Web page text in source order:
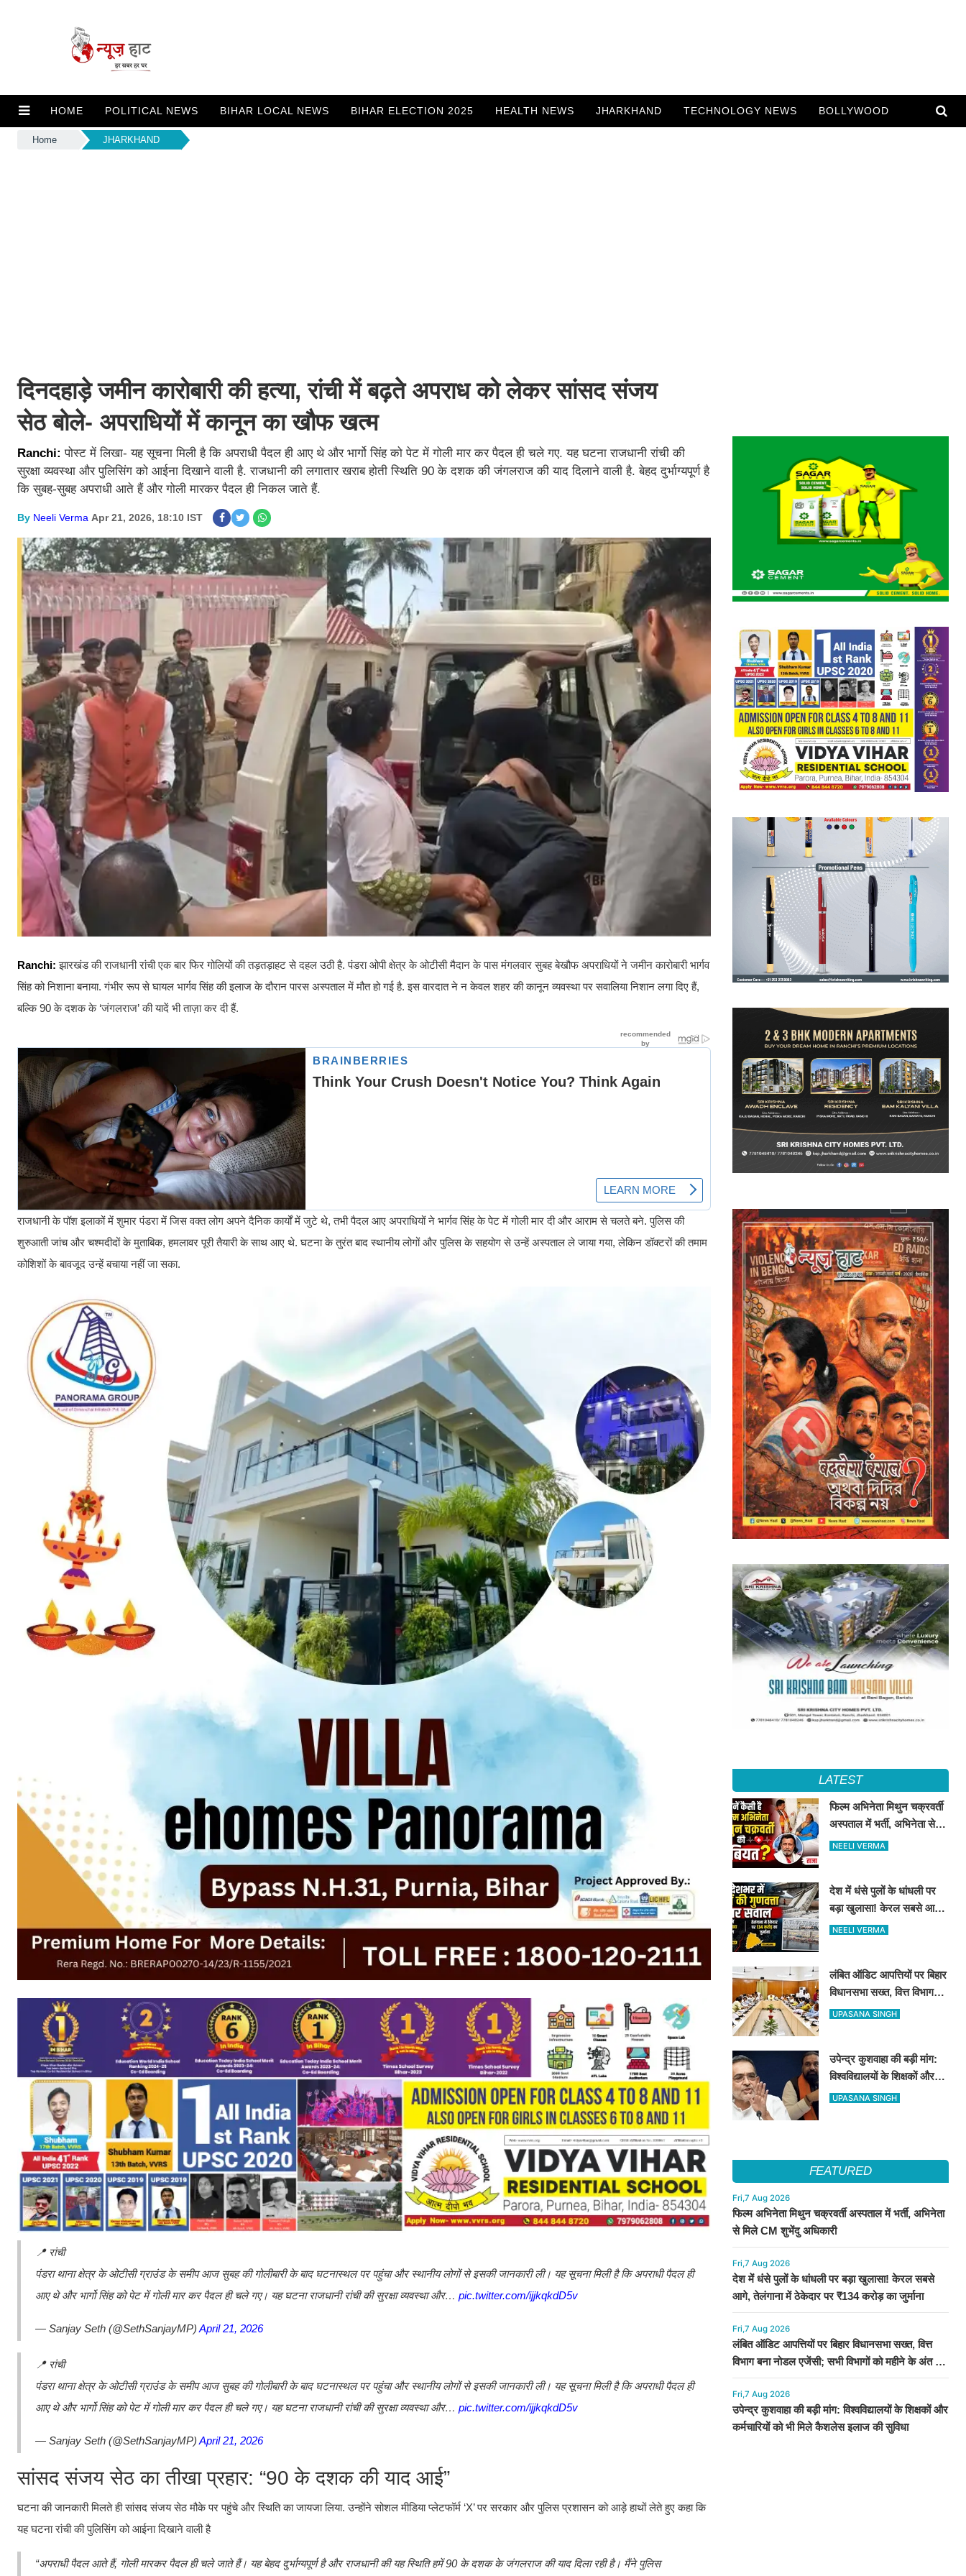
HOME POLITICAL NEWS BIHAR LOCAL NEWS BIHAR ELECTION 2025 HEALTH NEWS JHARKHAND TECHNOLOGY NEWS BOLLYWOOD
Home JHARKHAND
दिनदहाड़े जमीन कारोबारी की हत्या, रांची में बढ़ते अपराध को लेकर सांसद संजय
सेठ बोले- अपराधियों में कानून का खौफ खत्म
Ranchi:पोस्ट में लिखा- यह सूचना मिली है कि अपराधी पैदल ही आए थे और भार्गो सिंह को पेट में गोली मार कर पैदल ही चले गए. यह घटना राजधानी रांची की
सुरक्षा व्यवस्था और पुलिसिंग को आईना दिखाने वाली है. राजधानी की लगातार खराब होती स्थिति 90 के दशक की जंगलराज की याद दिलाने वाली है. बेहद दुर्भाग्यपूर्ण है
कि सुबह-सुबह अपराधी आते हैं और गोली मारकर पैदल ही निकल जाते हैं.
By Neeli Verma Apr 21, 2026, 18:10 IST
Ranchi:झारखंड की राजधानी रांची एक बार फिर गोलियों की तड़तड़ाहट से दहल उठी है. पंडरा ओपी क्षेत्र के ओटीसी मैदान के पास मंगलवार सुबह बेखौफ अपराधियों ने जमीन कारोबारी भार्गव
सिंह को निशाना बनाया. गंभीर रूप से घायल भार्गव सिंह की इलाज के दौरान पारस अस्पताल में मौत हो गई है. इस वारदात ने न केवल शहर की कानून व्यवस्था पर सवालिया निशान लगा दिए हैं,
बल्कि 90 के दशक के ‘जंगलराज’ की यादें भी ताज़ा कर दी हैं.
राजधानी के पॉश इलाकों में शुमार पंडरा में जिस वक्त लोग अपने दैनिक कार्यों में जुटे थे, तभी पैदल आए अपराधियों ने भार्गव सिंह के पेट में गोली मार दी और आराम से चलते बने. पुलिस की
शुरुआती जांच और चश्मदीदों के मुताबिक, हमलावर पूरी तैयारी के साथ आए थे. घटना के तुरंत बाद स्थानीय लोगों और पुलिस के सहयोग से उन्हें अस्पताल ले जाया गया, लेकिन डॉक्टरों की तमाम
कोशिशों के बावजूद उन्हें बचाया नहीं जा सका.
📍 रांची
पंडरा थाना क्षेत्र के ओटीसी ग्राउंड के समीप आज सुबह की गोलीबारी के बाद घटनास्थल पर पहुंचा और स्थानीय लोगों से इसकी जानकारी ली। यह सूचना मिली है कि अपराधी पैदल ही
आए थे और भार्गो सिंह को पेट में गोली मार कर पैदल ही चले गए। यह घटना राजधानी रांची की सुरक्षा व्यवस्था और… pic.twitter.com/ijjkqkdD5v
— Sanjay Seth (@SethSanjayMP) April 21, 2026
📍 रांची
पंडरा थाना क्षेत्र के ओटीसी ग्राउंड के समीप आज सुबह की गोलीबारी के बाद घटनास्थल पर पहुंचा और स्थानीय लोगों से इसकी जानकारी ली। यह सूचना मिली है कि अपराधी पैदल ही
आए थे और भार्गो सिंह को पेट में गोली मार कर पैदल ही चले गए। यह घटना राजधानी रांची की सुरक्षा व्यवस्था और… pic.twitter.com/ijjkqkdD5v
— Sanjay Seth (@SethSanjayMP) April 21, 2026
सांसद संजय सेठ का तीखा प्रहार: “90 के दशक की याद आई”
घटना की जानकारी मिलते ही सांसद संजय सेठ मौके पर पहुंचे और स्थिति का जायजा लिया. उन्होंने सोशल मीडिया प्लेटफॉर्म ‘X’ पर सरकार और पुलिस प्रशासन को आड़े हाथों लेते हुए कहा कि
यह घटना रांची की पुलिसिंग को आईना दिखाने वाली है
“अपराधी पैदल आते हैं, गोली मारकर पैदल ही चले जाते हैं। यह बेहद दुर्भाग्यपूर्ण है और राजधानी की यह स्थिति हमें 90 के दशक के जंगलराज की याद दिला रही है। मैंने पुलिस
LATEST
फिल्म अभिनेता मिथुन चक्रवर्ती
अस्पताल में भर्ती, अभिनेता से
मिले CM शुभेंदु अधिकारी
NEELI VERMA
देश में धंसे पुलों के धांधली पर
बड़ा खुलासा! केरल सबसे आगे,
तेलंगाना में ठेकेदार पर ₹134
NEELI VERMA
लंबित ऑडिट आपत्तियों पर बिहार
विधानसभा सख्त, वित्त विभाग
बना नोडल एजेंसी; सभी विभागों
UPASANA SINGH
उपेन्द्र कुशवाहा की बड़ी मांग:
विश्वविद्यालयों के शिक्षकों और
कर्मचारियों को भी मिले कैशलेस
UPASANA SINGH
FEATURED
Fri,7 Aug 2026
फिल्म अभिनेता मिथुन चक्रवर्ती अस्पताल में भर्ती, अभिनेता
से मिले CM शुभेंदु अधिकारी
Fri,7 Aug 2026
देश में धंसे पुलों के धांधली पर बड़ा खुलासा! केरल सबसे
आगे, तेलंगाना में ठेकेदार पर ₹134 करोड़ का जुर्माना
Fri,7 Aug 2026
लंबित ऑडिट आपत्तियों पर बिहार विधानसभा सख्त, वित्त
विभाग बना नोडल एजेंसी; सभी विभागों को महीने के अंत तक
कार्रवाई के निर्देश
Fri,7 Aug 2026
उपेन्द्र कुशवाहा की बड़ी मांग: विश्वविद्यालयों के शिक्षकों और
कर्मचारियों को भी मिले कैशलेस इलाज की सुविधा